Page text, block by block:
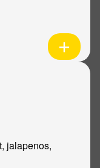
jalapenos,